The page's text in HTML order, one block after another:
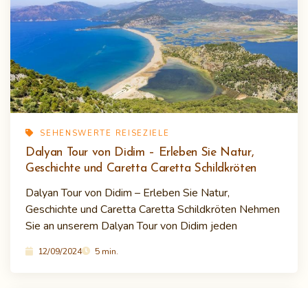
SEHENSWERTE REISEZIELE
Dalyan Tour von Didim – Erleben Sie Natur,
Geschichte und Caretta Caretta Schildkröten
Dalyan Tour von Didim – Erleben Sie Natur,
Geschichte und Caretta Caretta Schildkröten Nehmen
Sie an unserem Dalyan Tour von Didim jeden
12/09/2024 5 min.